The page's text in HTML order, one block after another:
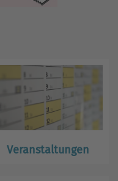
Veranstaltungen